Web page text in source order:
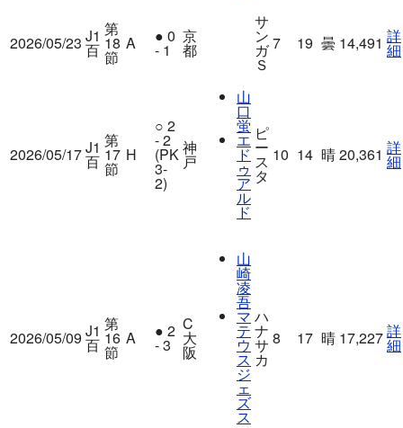
2026/05/23 J1
百
第
18
節
A ● 0
- 1
京
都
サ
ン
ガ
Ｓ
7 19 曇 14,491 詳
細
2026/05/17J1
百
第
17
節
H
○ 2
- 2
(PK
3-
2)
神
戸
山
口
蛍
エ
ド
ゥ
ア
ル
ド
ピ
ー
ス
タ
10 14 晴20,361 詳
細
2026/05/09 J1
百
第
16
節
A ● 2
- 3
C
大
阪
山
崎
凌
吾
マ
テ
ウ
ス
ジ
ェ
ズ
ス
ハ
ナ
サ
カ
8 17 晴 17,227詳
細